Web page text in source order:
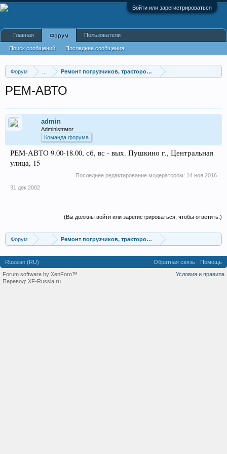
Войти или зарегистрироваться
Форум Ремонт погрузчиков, тракторов, подъемно-транспортн
РЕМ-АВТО
admin
Administrator
Команда форума
РЕМ-АВТО 9.00-18.00, сб, вс - вых. Пушкино г., Центральная
улица, 15
Последнее редактирование модератором: 14 ноя 2016
31 дек 2002
(Вы должны войти или зарегистрироваться, чтобы ответить.)
Форум Ремонт погрузчиков, тракторов, подъемно-транспортн
Главная Форум
Поиск сообщений Последние сообщения
Пользователи
Russian (RU) Обратная связь
Помощь
Условия и правила
Forum software by XenForo™
Перевод: XF-Russia.ru